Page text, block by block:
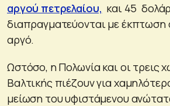
αργού πετρελαίου, και 45
διαπραγματεύονται με έκπτωση
αργό.
Ωστόσο, η Πολωνία και οι τρεις
Βαλτικής πιέζουν για
μείωση του υφιστάμενου